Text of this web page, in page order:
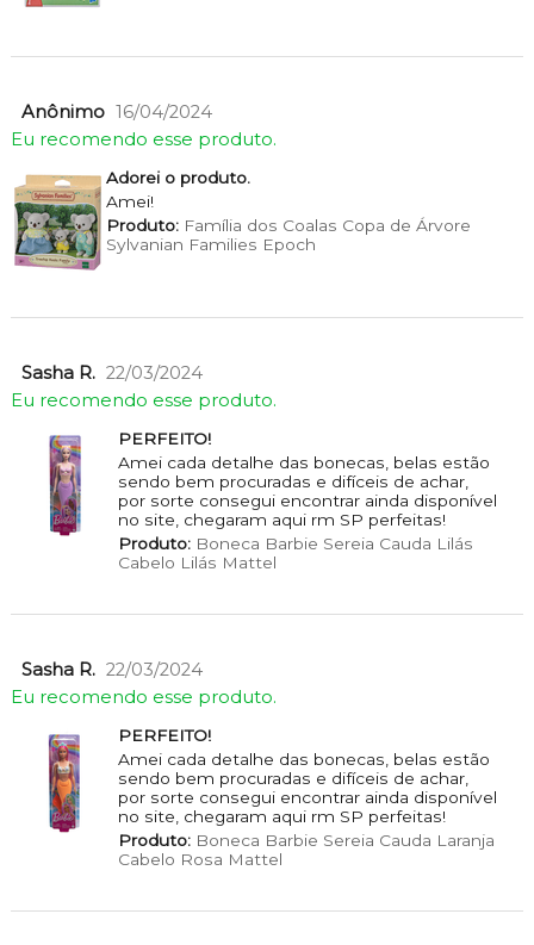
Anônimo 16/04/2024
Eu recomendo esse produto.
Adorei o produto.
Amei!
Produto:Família dos Coalas Copa de Árvore
Sylvanian Families Epoch
Sasha R. 22/03/2024
Eu recomendo esse produto.
PERFEITO!
Amei cada detalhe das bonecas, belas estão
sendo bem procuradas e difíceis de achar,
por sorte consegui encontrar ainda disponível
no site, chegaram aqui rm SP perfeitas!
Produto:Boneca Barbie Sereia Cauda Lilás
Cabelo Lilás Mattel
Sasha R. 22/03/2024
Eu recomendo esse produto.
PERFEITO!
Amei cada detalhe das bonecas, belas estão
sendo bem procuradas e difíceis de achar,
por sorte consegui encontrar ainda disponível
no site, chegaram aqui rm SP perfeitas!
Produto:Boneca Barbie Sereia Cauda Laranja
Cabelo Rosa Mattel